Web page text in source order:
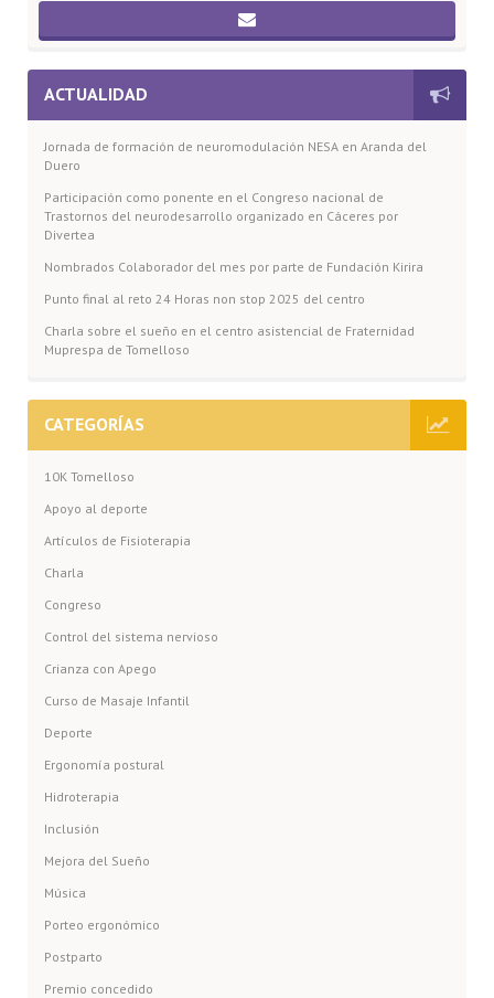
ACTUALIDAD
Jornada de formación de neuromodulación NESA en Aranda del
Duero
Participación como ponente en el Congreso nacional de
Trastornos del neurodesarrollo organizado en Cáceres por
Divertea
Nombrados Colaborador del mes por parte de Fundación Kirira
Punto final al reto 24 Horas non stop 2025 del centro
Charla sobre el sueño en el centro asistencial de Fraternidad
Muprespa de Tomelloso
CATEGORÍAS
10K Tomelloso
Apoyo al deporte
Artículos de Fisioterapia
Charla
Congreso
Control del sistema nervioso
Crianza con Apego
Curso de Masaje Infantil
Deporte
Ergonomía postural
Hidroterapia
Inclusión
Mejora del Sueño
Música
Porteo ergonómico
Postparto
Premio concedido